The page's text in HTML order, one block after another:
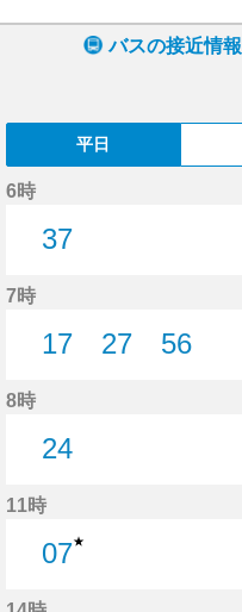
バスの接近情報
平日
6時
37
7時
17
27
56
8時
24
11時
07★